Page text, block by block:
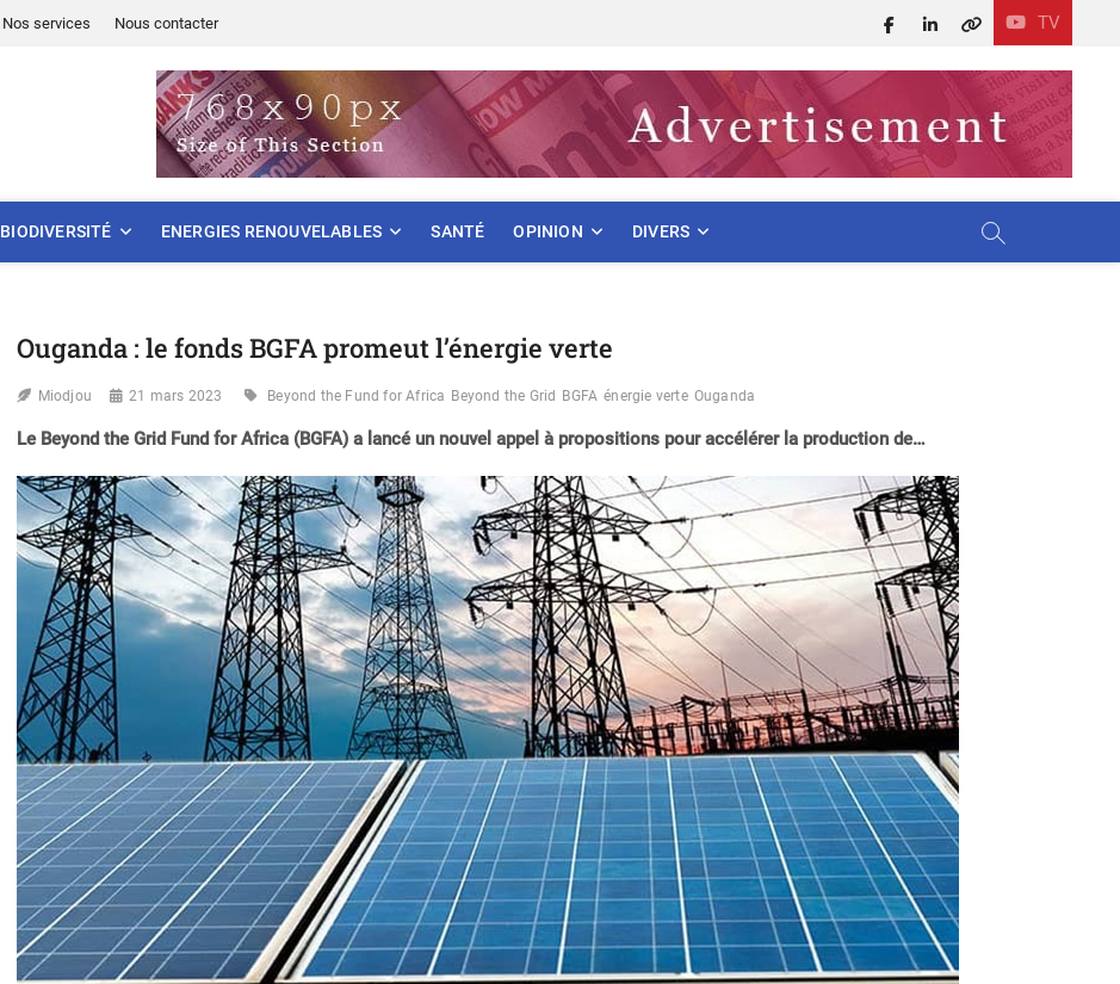
Nos services Nous contacter TV
Facebook
LinkedIn
X
BIODIVERSITÉ ENERGIES RENOUVELABLES SANTÉ OPINION DIVERS
Ouganda : le fonds BGFA promeut l’énergie verte
Miodjou 21 mars 2023 Beyond the Fund for Africa Beyond the Grid BGFA énergie verte Ouganda
Le Beyond the Grid Fund for Africa (BGFA) a lancé un nouvel appel à propositions pour accélérer la production de…